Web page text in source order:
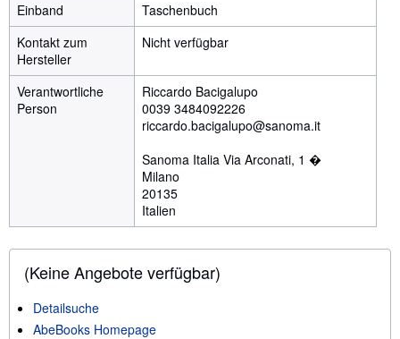
Einband
Taschenbuch
Kontakt zum
Hersteller
Nicht verfügbar
Verantwortliche
Person
Riccardo Bacigalupo
0039 3484092226
riccardo.bacigalupo@sanoma.it
Sanoma Italia Via Arconati, 1 �
Milano
20135
Italien
(Keine Angebote verfügbar)
Detailsuche
AbeBooks Homepage